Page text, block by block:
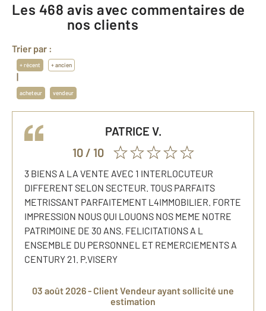
Les 468 avis avec commentaires de
nos clients
Trier par :
+ récent + ancien
|
acheteur vendeur
PATRICE V.
10/ 10
3 BIENS A LA VENTE AVEC 1 INTERLOCUTEUR
DIFFERENT SELON SECTEUR. TOUS PARFAITS
METRISSANT PARFAITEMENT L4IMMOBILIER. FORTE
IMPRESSION NOUS QUI LOUONS NOS MEME NOTRE
PATRIMOINE DE 30 ANS. FELICITATIONS A L
ENSEMBLE DU PERSONNEL ET REMERCIEMENTS A
CENTURY 21. P.VISERY
03 août 2026 - Client Vendeurayant sollicité une
estimation